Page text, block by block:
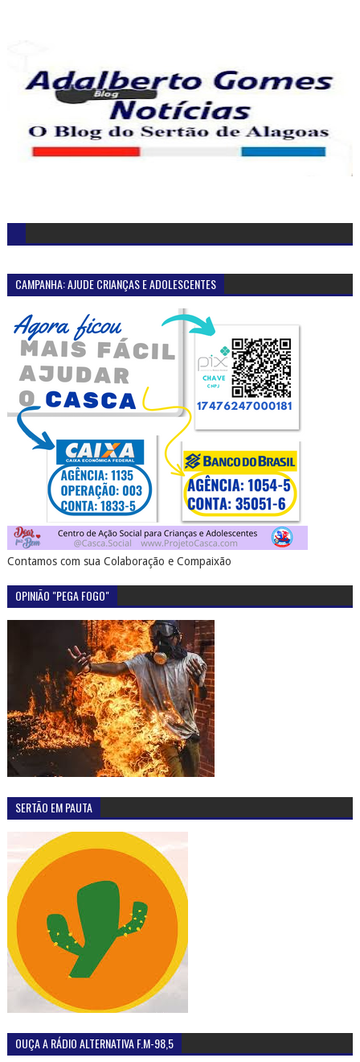
CAMPANHA: AJUDE CRIANÇAS E ADOLESCENTES
Contamos com sua Colaboração e Compaixão
OPINIÃO "PEGA FOGO"
SERTÃO EM PAUTA
OUÇA A RÁDIO ALTERNATIVA F.M-98,5
MAIS LIDAS
Prefeitura de Olho D'Água do Casado lança edital
para realização do concurso público com 120 vagas